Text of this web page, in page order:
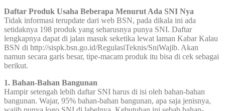
Daftar Produk Usaha Beberapa Menurut Ada SNI Nya
Tidak informasi terupdate dari web BSN, pada dikala ini ada
setidaknya 198 produk yang seharusnya punya SNI. Daftar
lengkapnya dapat di jalan masuk seketika lewat laman Kabar Kalau
BSN di http://sispk.bsn.go.id/RegulasiTeknis/SniWajib. Akan
namun secara garis besar, tipe-macam produk itu bisa di cek sebagai
berikut.
1. Bahan-Bahan Bangunan
Hampir setengah lebih daftar SNI harus di isi oleh bahan-bahan
bangunan. Wajar, 95% bahan-bahan bangunan, apa saja jenisnya,